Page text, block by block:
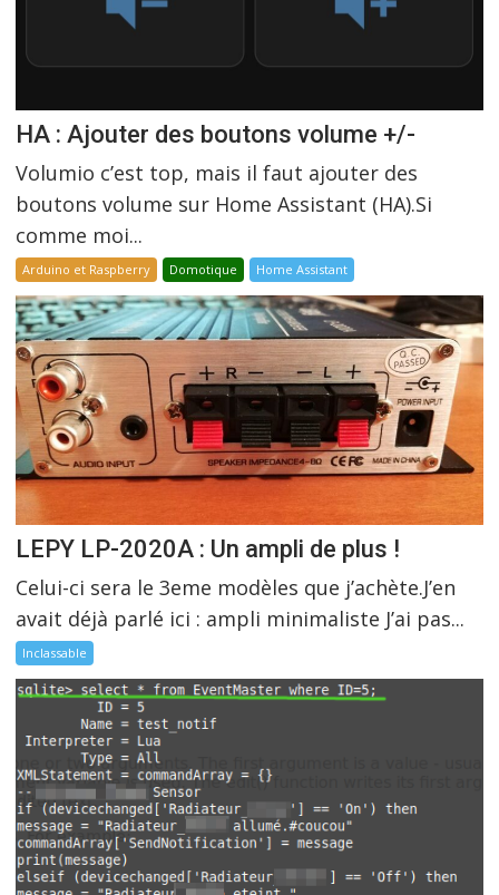
HA : Ajouter des boutons volume +/-
Volumio c’est top, mais il faut ajouter des
boutons volume sur Home Assistant (HA).Si
comme moi...
Arduino et Raspberry Domotique Home Assistant
LEPY LP-2020A : Un ampli de plus !
Celui-ci sera le 3eme modèles que j’achète.J’en
avait déjà parlé ici : ampli minimaliste J’ai pas...
Inclassable